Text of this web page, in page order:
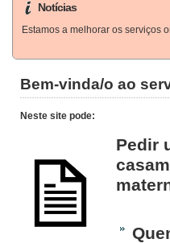
Notícias
Estamos a melhorar os serviços
Bem-vinda/o ao
Neste site pode:
Pedir